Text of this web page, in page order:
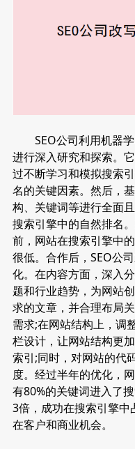
SEO公司利用机器学
进行深入研究和探索。
过不断学习和模拟搜索
名的关键因素。然后，
构、关键词等进行全面
搜索引擎中的自然排名
前，网站在搜索引擎中
很低。合作后，SEO公
化。在内容方面，深入
题和行业趋势，为网站
求的文章，并合理布局
需求;在网站结构上，调
栏设计，让网站结构更
索引;同时，对网站的代
度。经过半年的优化，
有80%的关键词进入了
3倍，成功在搜索引擎
在客户和商业机会。